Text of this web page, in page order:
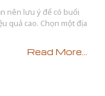
nên lưu ý để có buổi
quả cao. Chọn một địa
Read More...